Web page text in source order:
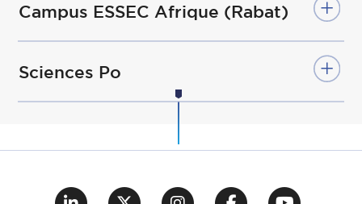
Campus ESSEC Afrique (Rabat)
Sciences Po